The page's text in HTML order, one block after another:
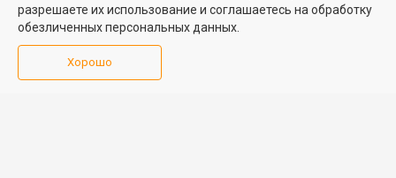
Более 10 тысяч квартир в Санкт-Петербурге и области от
собственников и агентств недвижимости
Посмотреть
Аналитика
недвижимости
разрешаете их использование и соглашаетесь на обработку
обезличенных персональных данных.
Хорошо